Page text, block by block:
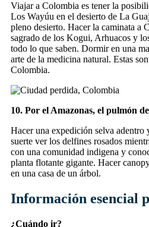
Viajar a Colombia es tener la
Los Wayúu en el desierto de La
pleno desierto. Hacer la caminata a
sagrado de los Kogui, Arhuacos y
todo lo que saben. Dormir en una
arte de la medicina natural. Estas
Colombia.
10. Por el Amazonas, el pulmón
Hacer una expedición selva adentro
suerte ver los delfines rosados
con una comunidad indigena y
planta flotante gigante. Hacer
en una casa de un árbol.
Información esencial
¿Cuándo ir?